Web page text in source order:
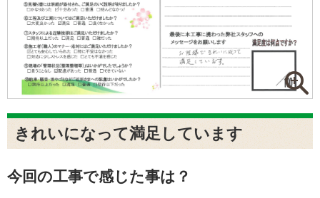
きれいになって満足しています
今回の工事で感じた事は？